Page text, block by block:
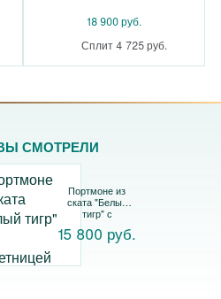
18 900 руб.
Сплит 4 725 руб.
СМОТРЕЛИ
Портмоне из
ската "Белый
тигр" с
монетницей
15 800 руб.